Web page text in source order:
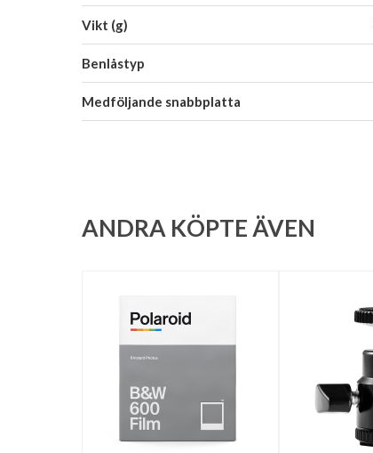
Vikt (g)
Benlåstyp
Medföljande snabbplatta
ANDRA KÖPTE ÄVEN